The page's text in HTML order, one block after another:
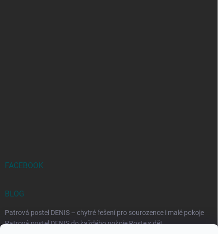
FACEBOOK
BLOG
Patrová postel DENIS – chytré řešení pro sourozence i malé pokoje
Patrová postel DENIS do každého pokoje Roste s dět...